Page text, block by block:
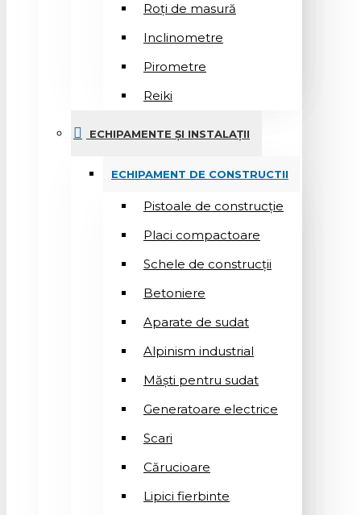
Roți de masură
Inclinometre
Pirometre
Reiki
ECHIPAMENTE ȘI INSTALAȚII
ECHIPAMENT DE CONSTRUCTII
Pistoale de construcție
Placi compactoare
Schele de construcții
Betoniere
Aparate de sudat
Alpinism industrial
Măști pentru sudat
Generatoare electrice
Scari
Cărucioare
Lipici fierbinte